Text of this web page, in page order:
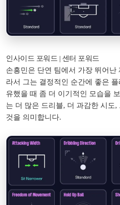
인사이드 포워드 | 센터 ​​포워드
손흥민은 단연 팀에서 가장 뛰어
라서 그는 결정적인 순간에 좋은
유했을 때 좀 더 이기적인 모습을
는 더 많은 드리블, 더 과감한 시도
것을 의미합니다.